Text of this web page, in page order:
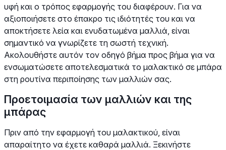
υφή και ο τρόπος εφαρμογής του διαφέρουν. Για να
αξιοποιήσετε στο έπακρο τις ιδιότητές του και να
αποκτήσετε λεία και ενυδατωμένα μαλλιά, είναι
σημαντικό να γνωρίζετε τη σωστή τεχνική.
Ακολουθήστε αυτόν τον οδηγό βήμα προς βήμα για να
ενσωματώσετε αποτελεσματικά το μαλακτικό σε μπάρα
στη ρουτίνα περιποίησης των μαλλιών σας.
Προετοιμασία των μαλλιών και της
μπάρας
Πριν από την εφαρμογή του μαλακτικού, είναι
απαραίτητο να έχετε καθαρά μαλλιά. Ξεκινήστε